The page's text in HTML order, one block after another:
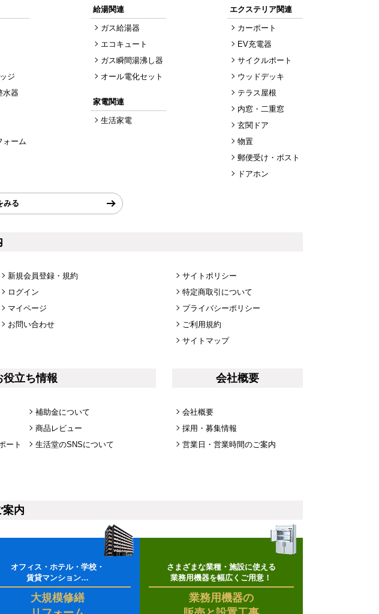
ジ
水器
ォーム
給湯関連
ガス給湯器
エコキュート
ガス瞬間湯沸し器
オール電化セット
家電関連
生活家電
エクステリア関連
カーポート
EV充電器
サイクルポート
ウッドデッキ
テラス屋根
内窓・二重窓
玄関ドア
物置
郵便受け・ポスト
ドアホン
みる
新規会員登録・規約
ログイン
マイページ
お問い合わせ
サイトポリシー
特定商取引について
プライバシーポリシー
ご利用規約
サイトマップ
役立ち情報
ート
補助金について
商品レビュー
生活堂のSNSについて
会社概要
会社概要
採用・募集情報
営業日・営業時間のご案内
案内
オフィス・ホテル・学校・
賃貸マンション…
大規模修繕
さまざまな業種・施設に使える
業務用機器を幅広くご用意！
業務用機器の